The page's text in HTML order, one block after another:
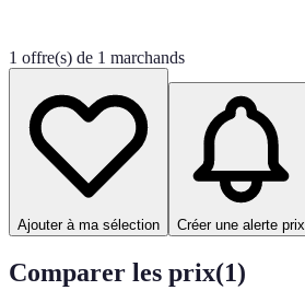
1 offre(s) de 1 marchands
Ajouter à ma sélection Créer une alerte prix
Comparer les prix(1)